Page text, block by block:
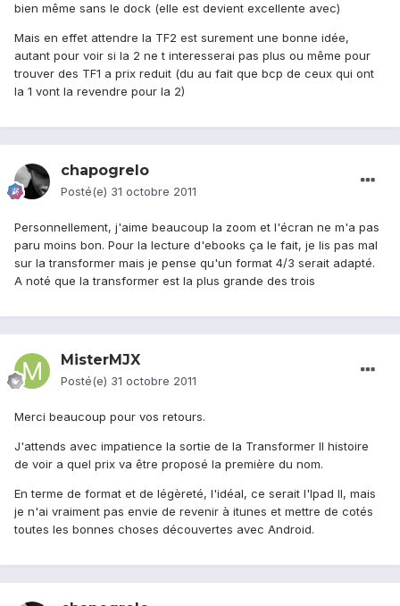
bien même sans le dock (elle est devient excellente avec)
Mais en effet attendre la TF2 est surement une bonne idée,
autant pour voir si la 2 ne t interesserai pas plus ou même pour
trouver des TF1 a prix reduit (du au fait que bcp de ceux qui ont
la 1 vont la revendre pour la 2)
chapogrelo
Posté(e) 31 octobre 2011
Personnellement, j'aime beaucoup la zoom et l'écran ne m'a pas
paru moins bon. Pour la lecture d'ebooks ça le fait, je lis pas mal
sur la transformer mais je pense qu'un format 4/3 serait adapté.
A noté que la transformer est la plus grande des trois
MisterMJX
Posté(e) 31 octobre 2011
Merci beaucoup pour vos retours.
J'attends avec impatience la sortie de la Transformer II histoire
de voir a quel prix va être proposé la première du nom.
En terme de format et de légèreté, l'idéal, ce serait l'Ipad II, mais
je n'ai vraiment pas envie de revenir à itunes et mettre de cotés
toutes les bonnes choses découvertes avec Android.